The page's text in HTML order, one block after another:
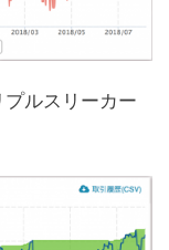
ルスリーカー